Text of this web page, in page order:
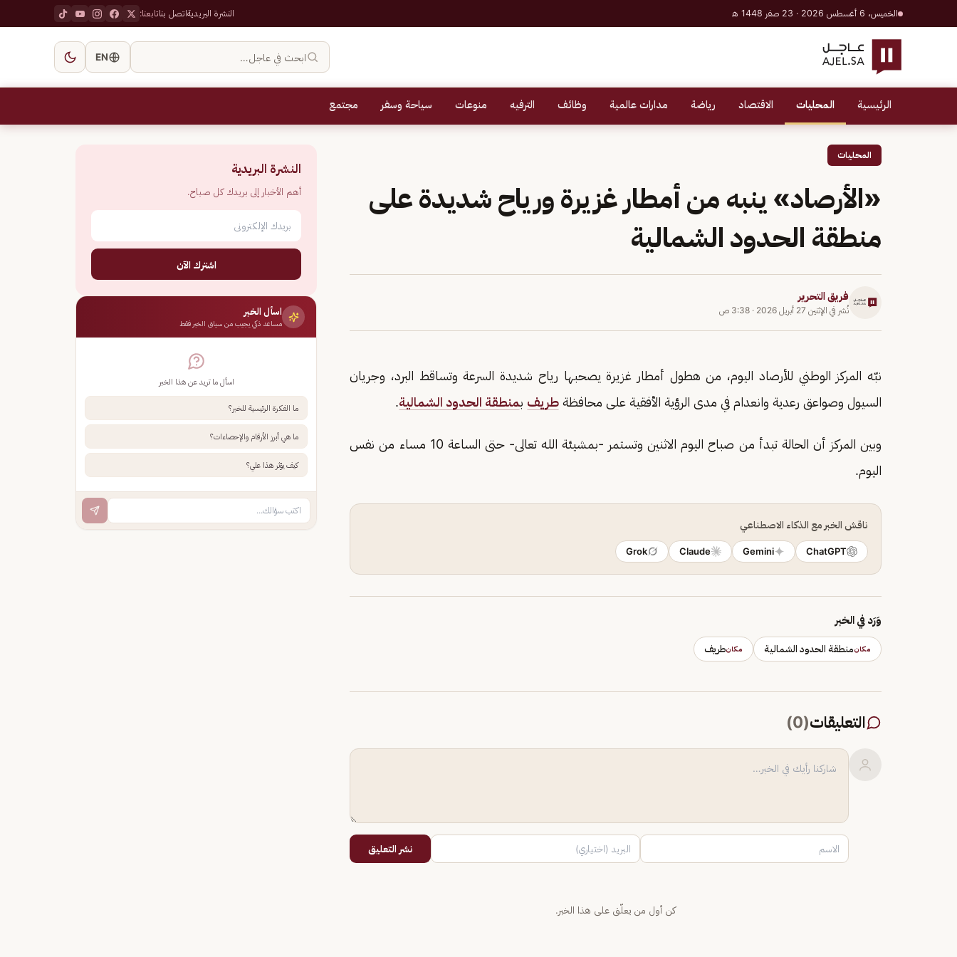
الخميس، 6 أغسطس 2026 · 23 صفر 1448 هـ النشرة البريديةاتصل بناتابعنا:
ابحث في عاجل… EN
الرئيسية المحليات الاقتصاد رياضة مدارات عالمية وظائف الترفيه منوعات سياحة وسفر مجتمع
المحليات
«الأرصاد» ينبه من أمطار غزيرة ورياح شديدة على
منطقة الحدود الشمالية
فريق التحرير
نُشر في الإثنين 27 أبريل 2026 · 3:38 ص
نبّه المركز الوطني للأرصاد اليوم، من هطول أمطار غزيرة يصحبها رياح شديدة السرعة وتساقط البرد، وجريان
السيول وصواعق رعدية وانعدام في مدى الرؤية الأفقية على محافظة طريف بمنطقة الحدود الشمالية.
وبين المركز أن الحالة تبدأ من صباح اليوم الاثنين وتستمر -بمشيئة الله تعالى- حتى الساعة 10 مساء من نفس
اليوم.
ناقش الخبر مع الذكاء الاصطناعي
ChatGPT
Gemini
Claude
Grok
وَرَد في الخبر
مكانمنطقة الحدود الشمالية مكانطريف
التعليقات(
0
)
نشر التعليق
كن أول من يعلّق على هذا الخبر.
النشرة البريدية
أهم الأخبار إلى بريدك كل صباح.
اشترك الآن
اسأل الخبر
مساعد ذكي يجيب من سياق الخبر فقط
اسأل ما تريد عن هذا الخبر
ما الفكرة الرئيسية للخبر؟
ما هي أبرز الأرقام والإحصاءات؟
كيف يؤثر هذا علي؟